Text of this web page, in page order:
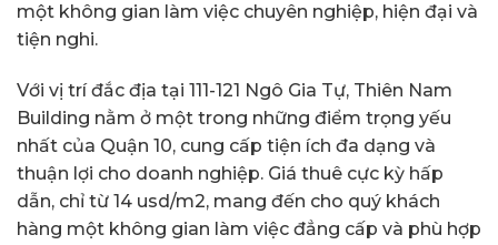
một không gian làm việc chuyên nghiệp, hiện đại và
tiện nghi.
Với vị trí đắc địa tại 111-121 Ngô Gia Tự, Thiên Nam
Building nằm ở một trong những điểm trọng yếu
nhất của Quận 10, cung cấp tiện ích đa dạng và
thuận lợi cho doanh nghiệp. Giá thuê cực kỳ hấp
dẫn, chỉ từ 14 usd/m2, mang đến cho quý khách
hàng một không gian làm việc đẳng cấp và phù hợp